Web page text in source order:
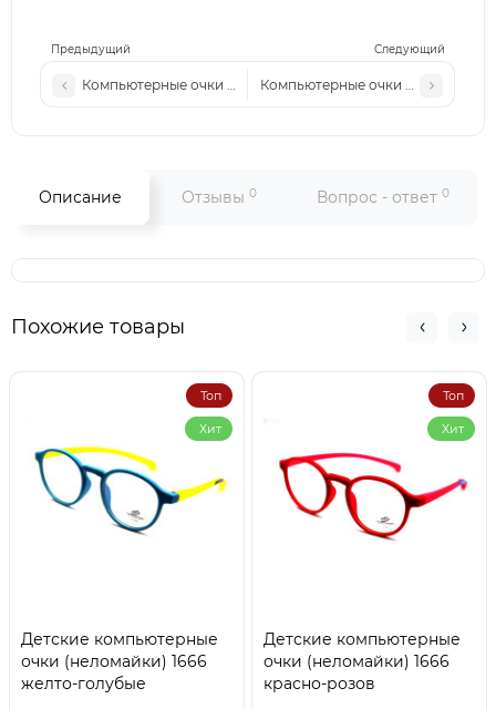
Предыдущий Следующий
Компьютерные очки Pr 30146 с2 сталь-матовые
Компьютерные очки W68230
Описание Отзывы 0 Вопрос - ответ 0
Похожие товары
Топ
Хит
Детские компьютерные
очки (неломайки) 1666
желто-голубые
Топ
Хит
Детские компьютерные
очки (неломайки) 1666
красно-розов